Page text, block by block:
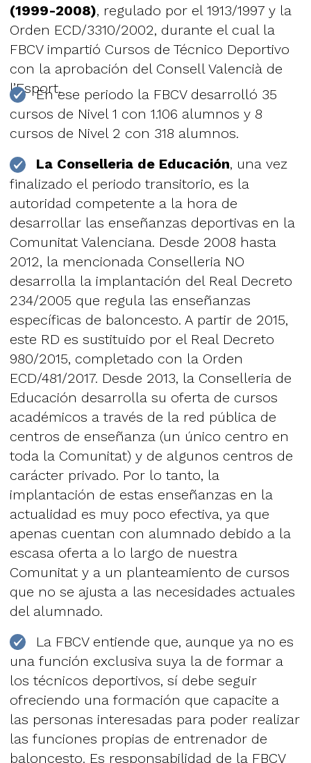
(1999-2008), regulado por el 1913/1997 y la
Orden ECD/3310/2002, durante el cual la
FBCV impartió Cursos de Técnico Deportivo
con la aprobación del Consell Valencià de
l’Esport.En ese periodo la FBCV desarrolló 35
cursos de Nivel 1 con 1.106 alumnos y 8
cursos de Nivel 2 con 318 alumnos.
La Conselleria de Educación, una vez
finalizado el periodo transitorio, es la
autoridad competente a la hora de
desarrollar las enseñanzas deportivas en la
Comunitat Valenciana. Desde 2008 hasta
2012, la mencionada Conselleria NO
desarrolla la implantación del Real Decreto
234/2005 que regula las enseñanzas
específicas de baloncesto. A partir de 2015,
este RD es sustituido por el Real Decreto
980/2015, completado con la Orden
ECD/481/2017. Desde 2013, la Conselleria de
Educación desarrolla su oferta de cursos
académicos a través de la red pública de
centros de enseñanza (un único centro en
toda la Comunitat) y de algunos centros de
carácter privado. Por lo tanto, la
implantación de estas enseñanzas en la
actualidad es muy poco efectiva, ya que
apenas cuentan con alumnado debido a la
escasa oferta a lo largo de nuestra
Comunitat y a un planteamiento de cursos
que no se ajusta a las necesidades actuales
del alumnado.
La FBCV entiende que, aunque ya no es
una función exclusiva suya la de formar a
los técnicos deportivos, sí debe seguir
ofreciendo una formación que capacite a
las personas interesadas para poder realizar
las funciones propias de entrenador de
baloncesto. Es responsabilidad de la FBCV